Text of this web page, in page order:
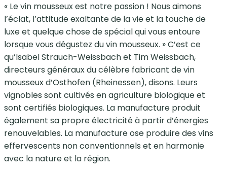
« Le vin mousseux est notre passion ! Nous aimons
l’éclat, l’attitude exaltante de la vie et la touche de
luxe et quelque chose de spécial qui vous entoure
lorsque vous dégustez du vin mousseux. » C’est ce
qu’Isabel Strauch-Weissbach et Tim Weissbach,
directeurs généraux du célèbre fabricant de vin
mousseux d’Osthofen (Rheinessen), disons. Leurs
vignobles sont cultivés en agriculture biologique et
sont certifiés biologiques. La manufacture produit
également sa propre électricité à partir d’énergies
renouvelables. La manufacture ose produire des vins
effervescents non conventionnels et en harmonie
avec la nature et la région.